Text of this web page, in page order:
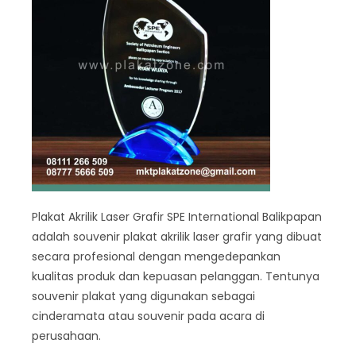
Plakat Akrilik Laser Grafir SPE International Balikpapan
adalah souvenir plakat akrilik laser grafir yang dibuat
secara profesional dengan mengedepankan
kualitas produk dan kepuasan pelanggan. Tentunya
souvenir plakat yang digunakan sebagai
cinderamata atau souvenir pada acara di
perusahaan.